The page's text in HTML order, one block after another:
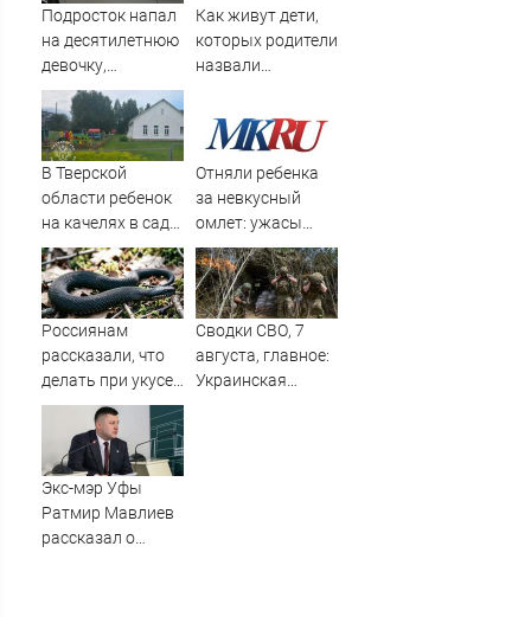
Подросток напал
на десятилетнюю
девочку,
ворвавшись в
квартиру
Как живут дети,
которых родители
назвали
именами?
В Тверской
области ребенок
на качелях в саду
лишился фаланги
пальца – Новости
Твери и городов
Тверской области
Новости Твери.
Отняли ребенка
за невкусный
омлет: ужасы
норвежской
опеки
Россиянам
рассказали, что
делать при укусе
змеи
Сводки СВО, 7
августа, главное:
Украинская
Экс-мэр Уфы
Ратмир Мавлиев
рассказал о